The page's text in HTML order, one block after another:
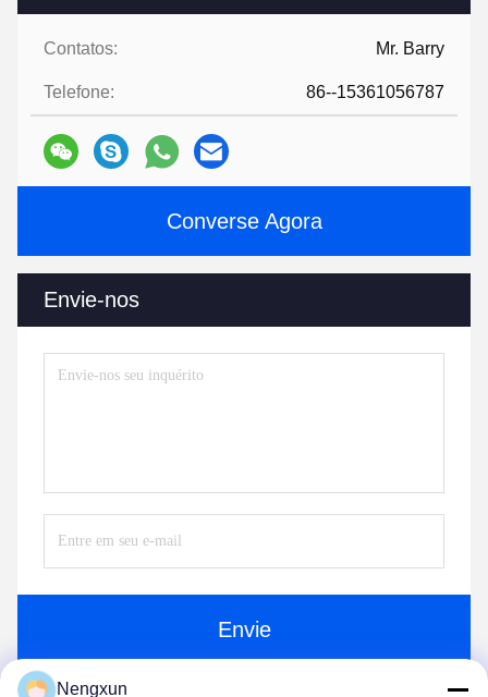
Contatos: Mr. Barry
Telefone: 86--15361056787
Converse Agora
Envie-nos
Envie
Nengxun